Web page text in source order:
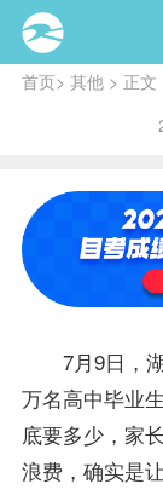
首页> 其他> 正文
7月9日，湖
万名高中毕业生
底要多少，家
浪费，确实是